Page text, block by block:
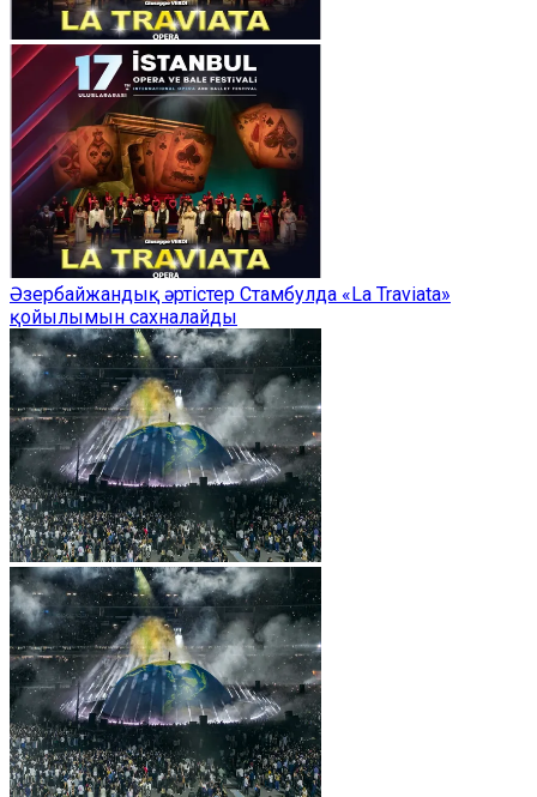
Әзербайжандық әртістер Стамбулда «La Traviata»
қойылымын сахналайды